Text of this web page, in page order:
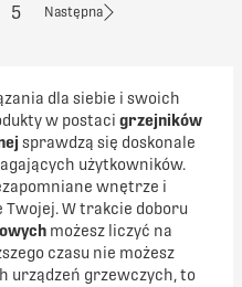
5 Następna
dla siebie i swoich
w postaci grzejników
sprawdzą się doskonale
użytkowników.
wnętrze i
W trakcie doboru
możesz liczyć na
czasu nie możesz
urządzeń grzewczych, to